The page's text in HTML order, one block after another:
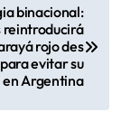
binacional:
reintroducirá
rojo des
evitar su
Argentina